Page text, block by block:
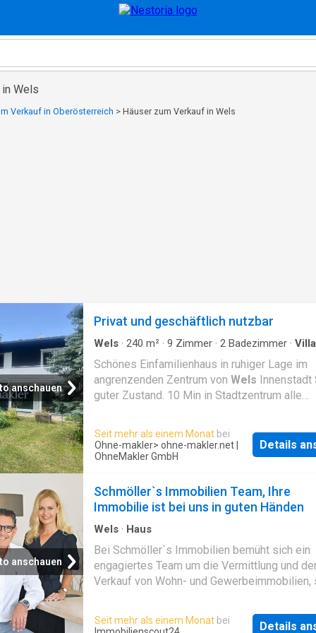
Wels
Verkauf in Oberösterreich > Häuser zum Verkauf in Wels
anschauen
Privat und geschäftlich nutzbar
Wels · 240 m² · 9 Zimmer · 2 Badezimmer · Villa
Parkplatz
Schönes Einfamilienhaus in ruhiger Lage im
angrenzenden Zentrum von Wels Innenstadt
guter Zustand. 10 Min in Stadtzentrum alle
ein Gartenhaus und genügend
kann auch als Einfamilienhaus mit Einleger
Seit mehr als einem Monat bei
Ohne-makler> ohne-makler.net |
OhneMakler GmbH
Details
anschauen
Schmöller`s Immobilien Team, Ihre
Immobilie ist bei uns in guten Händen
Wels · Haus
Bei Schmöller`s Immobilien bemüht sich ein
engagiertes Team um die Vermittlung und
Verkauf von Wohn- und Gewerbeimmobilien,
und Umgebung, sowie auch in
und dem oberösterreichischem
Seit mehr als einem Monat bei
Details